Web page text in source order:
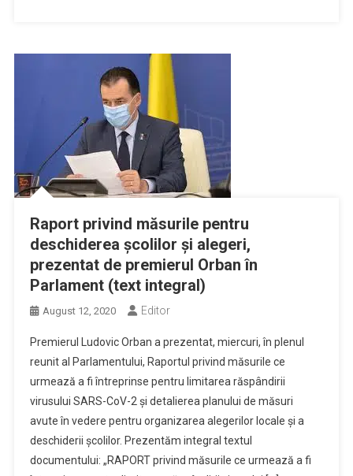
Raport privind măsurile pentru
deschiderea şcolilor şi alegeri,
prezentat de premierul Orban în
Parlament (text integral)
August 12, 2020 Editor
Premierul Ludovic Orban a prezentat, miercuri, în plenul
reunit al Parlamentului, Raportul privind măsurile ce
urmează a fi întreprinse pentru limitarea răspândirii
virusului SARS-CoV-2 şi detalierea planului de măsuri
avute în vedere pentru organizarea alegerilor locale şi a
deschiderii şcolilor. Prezentăm integral textul
documentului: „RAPORT privind măsurile ce urmează a fi